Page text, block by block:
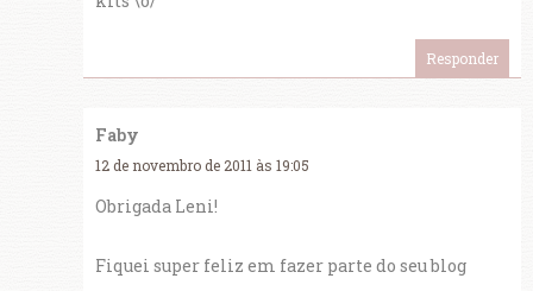
Responder
Faby
12 de novembro de 2011 às 19:05
Obrigada Leni!
Fiquei super feliz em fazer parte do seu blog